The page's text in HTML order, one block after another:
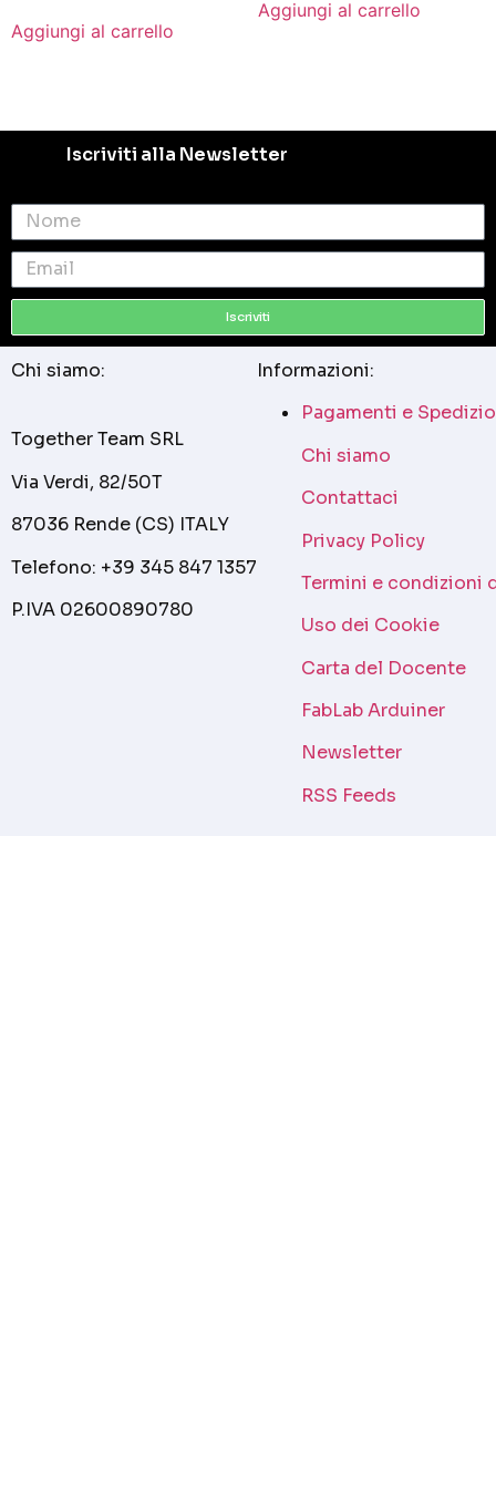
Aggiungi al carrello
Aggiungi al carrello
Iscriviti alla Newsletter
Iscriviti
Chi siamo:
Together Team SRL
Via Verdi, 82/50T
87036 Rende (CS) ITALY
Telefono: +39 345 847 1357
P.IVA 02600890780
Informazioni:
Pagamenti e
Chi siamo
Contattaci
Privacy Policy
Termini e condizioni
Uso dei Cookie
Carta del Docente
FabLab Arduiner
Newsletter
RSS Feeds